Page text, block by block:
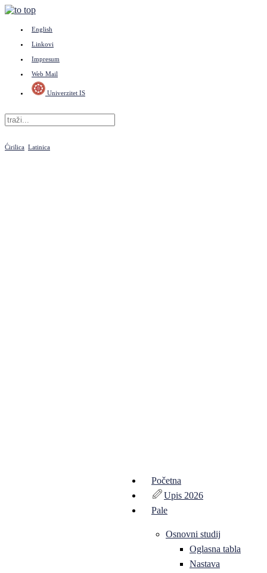
English
Linkovi
Impresum
Web Mail
Univerzitet IS
Ćirilica Latinica
Početna
Upis 2026
Pale
Osnovni studij
Oglasna tabla
Nastava